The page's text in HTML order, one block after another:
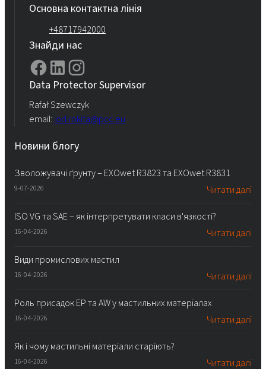
Основна контактна лінія
+48717942000
Знайди нас
Data Protector Supervisor
Rafał Szewczyk
email: iod.rokita@pcc.eu
Новини блогу
Зволожувачі ґрунту – EXOwet R3823 та EXOwet R3831
9-07-2026 Читати далі
ISO VG та SAE – як інтерпретувати класи в'язкості?
16-04-2026 Читати далі
Види промислових мастил
16-04-2026 Читати далі
Роль присадок EP та AW у мастильних матеріалах
16-04-2026 Читати далі
Як і чому мастильні матеріали старіють?
16-04-2026 Читати далі